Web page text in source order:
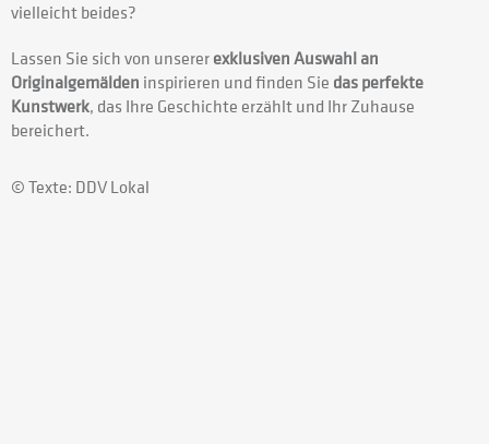
vielleicht beides?
Lassen Sie sich von unsererexklusiven Auswahl an
Originalgemälden inspirieren und finden Sie das perfekte
Kunstwerk, das Ihre Geschichte erzählt und Ihr Zuhause
bereichert.
© Texte: DDV Lokal